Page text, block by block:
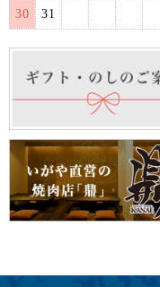
30 31